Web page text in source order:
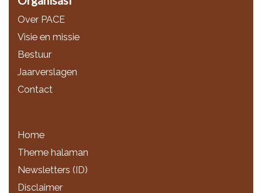
Over PACE
Visie en missie
Bestuur
Jaarverslagen
Contact
Home
Theme halaman
Newsletters (ID)
Disclaimer